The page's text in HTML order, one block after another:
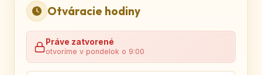
Otváracie hodiny
Práve zatvorené
otvoríme v pondelok o 9:00